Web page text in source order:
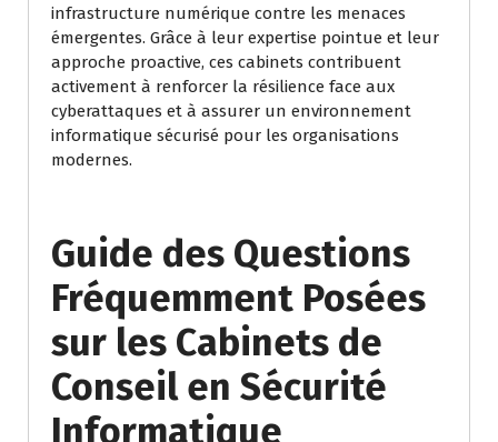
infrastructure numérique contre les menaces
émergentes. Grâce à leur expertise pointue et leur
approche proactive, ces cabinets contribuent
activement à renforcer la résilience face aux
cyberattaques et à assurer un environnement
informatique sécurisé pour les organisations
modernes.
Guide des Questions
Fréquemment Posées
sur les Cabinets de
Conseil en Sécurité
Informatique